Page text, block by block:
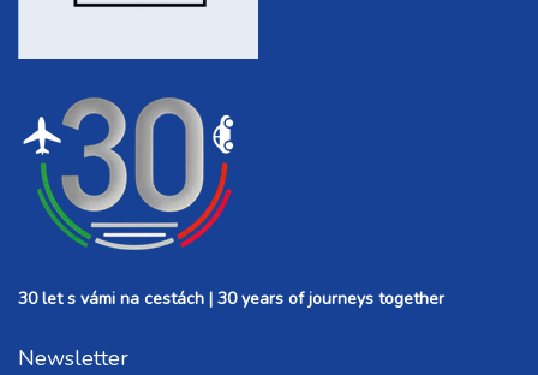
30 let s vámi na cestách | 30 years of journeys together
Newsletter